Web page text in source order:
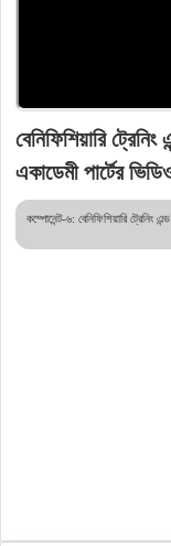
বেনিফিশিয়ারি
একাডেমী পার্টের
কম্পোনেন্ট-৬: বেনিফিশিয়ারি ট্রেনিং